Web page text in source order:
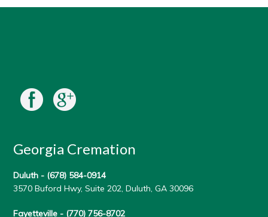
Georgia Cremation
Duluth - (678) 584-0914
3570 Buford Hwy, Suite 202, Duluth, GA 30096
Fayetteville - (770) 756-8702